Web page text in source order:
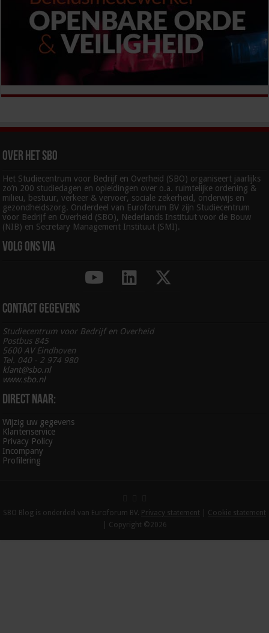
Over het SBO
Het Studiecentrum voor Bedrijf en Overheid (SBO) organiseert jaarlijks
zo’n 200 studiedagen en opleidingen over o.a. ruimtelijke ordening &
milieu, bestuur, verkeer & vervoer, sociale zekerheid, onderwijs en
gezondheidszorg. Onderdeel van Euroforum BV zijn Studiecentrum
voor Bedrijf en Overheid (SBO), Nederlands Instituut voor de Bouw
(NIB) en Secretary Management Instituut (SMI).
Volg ons via
Contact gegevens
Studiecentrum voor Bedrijf en Overheid
Postbus 845
5600 AV Eindhoven
Tel. 040 - 2 974 980
klant@sbo.nl
www.sbo.nl
Direct naar:
Wijzig uw gegevens
Klantenservice
Privacy Policy
Incompany
Profilering
SBO Blog is onderdeel van Euroforum BV. Privacy statement
Cookie statement
| Copyright ©2026